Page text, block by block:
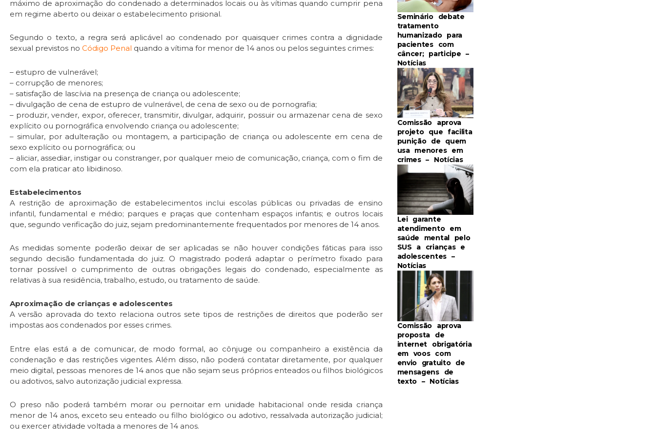
máximo de aproximação do condenado a determinados locais ou às vítimas quando cumprir pena
em regime aberto ou deixar o estabelecimento prisional.
Segundo o texto, a regra será aplicável ao condenado por quaisquer crimes contra a dignidade
sexual previstos no Código Penal quando a vítima for menor de 14 anos ou pelos seguintes crimes:
– estupro de vulnerável;
– corrupção de menores;
– satisfação de lascívia na presença de criança ou adolescente;
– divulgação de cena de estupro de vulnerável, de cena de sexo ou de pornografia;
– produzir, vender, expor, oferecer, transmitir, divulgar, adquirir, possuir ou armazenar cena de sexo
explícito ou pornográfica envolvendo criança ou adolescente;
– simular, por adulteração ou montagem, a participação de criança ou adolescente em cena de
sexo explícito ou pornográfica; ou
– aliciar, assediar, instigar ou constranger, por qualquer meio de comunicação, criança, com o fim de
com ela praticar ato libidinoso.
Estabelecimentos
A restrição de aproximação de estabelecimentos inclui escolas públicas ou privadas de ensino
infantil, fundamental e médio; parques e praças que contenham espaços infantis; e outros locais
que, segundo verificação do juiz, sejam predominantemente frequentados por menores de 14 anos.
As medidas somente poderão deixar de ser aplicadas se não houver condições fáticas para isso
segundo decisão fundamentada do juiz. O magistrado poderá adaptar o perímetro fixado para
tornar possível o cumprimento de outras obrigações legais do condenado, especialmente as
relativas à sua residência, trabalho, estudo, ou tratamento de saúde.
Aproximação de crianças e adolescentes
A versão aprovada do texto relaciona outros sete tipos de restrições de direitos que poderão ser
impostas aos condenados por esses crimes.
Entre elas está a de comunicar, de modo formal, ao cônjuge ou companheiro a existência da
condenação e das restrições vigentes. Além disso, não poderá contatar diretamente, por qualquer
meio digital, pessoas menores de 14 anos que não sejam seus próprios enteados ou filhos biológicos
ou adotivos, salvo autorização judicial expressa.
O preso não poderá também morar ou pernoitar em unidade habitacional onde resida criança
menor de 14 anos, exceto seu enteado ou filho biológico ou adotivo, ressalvada autorização judicial;
ou exercer atividade voltada a menores de 14 anos.
Seminário debate
tratamento
humanizado para
pacientes com
câncer; participe –
Notícias
Comissão aprova
projeto que facilita
punição de quem
usa menores em
crimes – Notícias
Lei garante
atendimento em
saúde mental pelo
SUS a crianças e
adolescentes –
Notícias
Comissão aprova
proposta de
internet obrigatória
em voos com
envio gratuito de
mensagens de
texto – Notícias